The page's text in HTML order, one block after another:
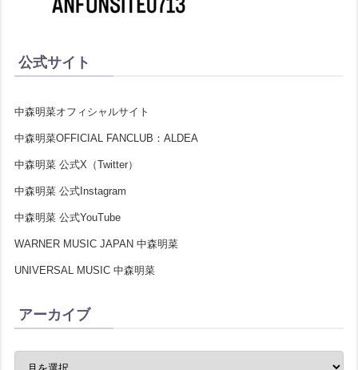
公式サイト
中森明菜オフィシャルサイト
中森明菜OFFICIAL FANCLUB：ALDEA
中森明菜 公式X（Twitter）
中森明菜 公式Instagram
中森明菜 公式YouTube
WARNER MUSIC JAPAN 中森明菜
UNIVERSAL MUSIC 中森明菜
アーカイブ